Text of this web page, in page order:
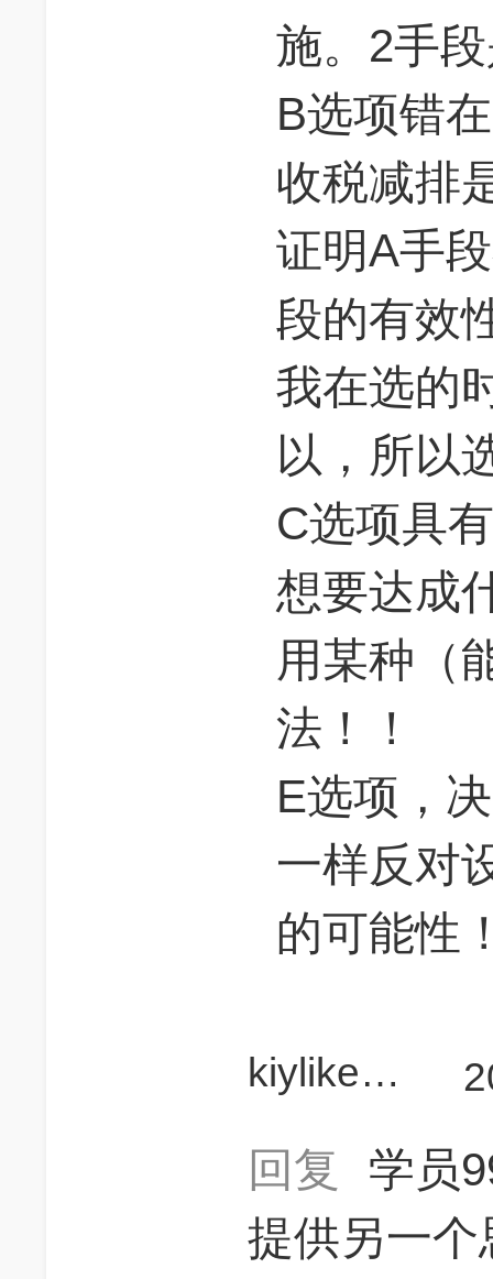
施。2手
B选项错
收税减排
证明A手
段的有效
我在选的
以，所以
C选项具
想要达成
用某种（
法！！
E选项，
一样反对
的可能性
kiylikesleeping
回复
学员
提供另一